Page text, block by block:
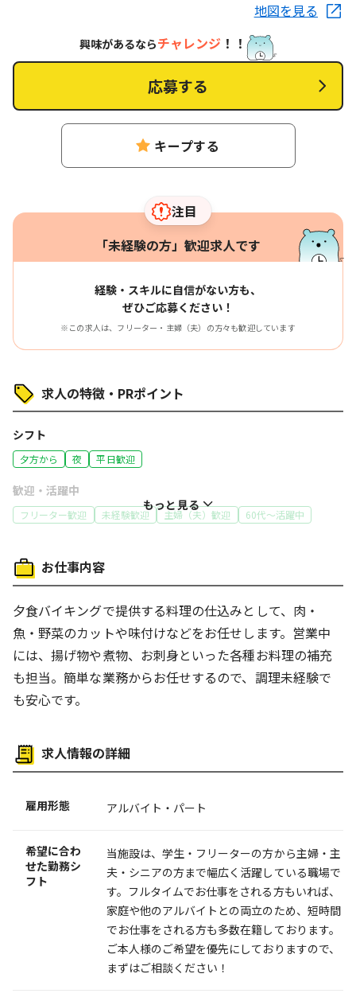
地図を見る
キープする
興味があるならチャレンジ ！！
応募する
注目
「未経験の方」歓迎求人です
経験・スキルに自信がない方も、
ぜひご応募ください！
※この求人は、フリーター・主婦（夫）の方々も歓迎しています
求人の特徴・PRポイント
シフト
夕方から 夜 平日歓迎
歓迎・活躍中
フリーター歓迎 未経験歓迎 主婦（夫）歓迎 60代～活躍中
オープニングスタッフ
働き方
ネイルOK 車通勤OK バイク通勤OK
体を動かす仕事
コツコツ行う仕事
もっと見る
お仕事内容
夕食バイキングで提供する料理の仕込みとして、肉・
魚・野菜のカットや味付けなどをお任せします。営業中
には、揚げ物や煮物、お刺身といった各種お料理の補充
も担当。簡単な業務からお任せするので、調理未経験で
も安心です。
求人情報の詳細
雇用形態 アルバイト・パート
希望に合わ
せた勤務シ
フト
当施設は、学生・フリーターの方から主婦・主
夫・シニアの方まで幅広く活躍している職場で
す。フルタイムでお仕事をされる方もいれば、
家庭や他のアルバイトとの両立のため、短時間
でお仕事をされる方も多数在籍しております。
ご本人様のご希望を優先にしておりますので、
まずはご相談ください！